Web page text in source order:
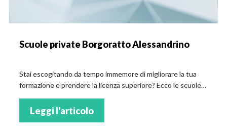
Scuole private Borgoratto Alessandrino
Stai escogitando da tempo immemore di migliorare la tua
formazione e prendere la licenza superiore? Ecco le scuole
Leggi l'articolo